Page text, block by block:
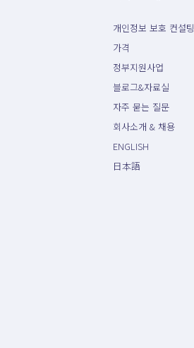
개인정보 보호 컨설팅
가격
정부지원사업
블로그&자료실
자주 묻는 질문
회사소개 & 채용
ENGLISH
日本語